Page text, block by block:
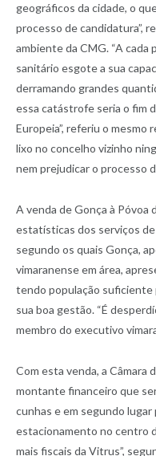
geográficos da cidade, o
processo de candidatura”,
ambiente da CMG. “A cada
sanitário esgote a sua
derramando grandes
essa catástrofe seria o fim
Europeia”, referiu o mesmo
lixo no concelho vizinho
nem prejudicar o processo
A venda de Gonça à Póvoa
estatísticas dos serviços
segundo os quais Gonça,
vimaranense em área,
tendo população suficiente
sua boa gestão. “É
membro do executivo
Com esta venda, a Câmara
montante financeiro que
cunhas e em segundo
estacionamento no centro
mais fiscais da Vitrus”,